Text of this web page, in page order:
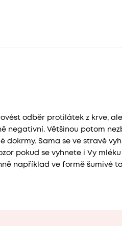
odběr protilátek z krve,
negativní. Většinou potom
Sama se ve stravě
pokud se vyhnete i Vy
například ve formě šumivé